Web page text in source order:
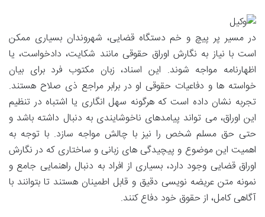
در مسیر پر پیچ و خم دستگاه قضایی، شهروندان بسیاری ممکن
است با نیاز به نگارش اوراق حقوقی مانند شکایت، دادخواست، یا
اظهارنامه مواجه شوند. این اسناد، زبان مکتوب فرد برای بیان
خواسته ها و دفاعیات حقوقی او در برابر مراجع ذی صلاح هستند.
تجربه نشان داده است که هرگونه سهل انگاری یا اشتباه در تنظیم
این اوراق، می تواند پیامدهای ناخوشایندی به دنبال داشته باشد و
حتی حق مسلم شخص را نیز با چالش مواجه سازد. با توجه به
اهمیت این موضوع و پیچیدگی های زبانی و ساختاری که در نگارش
اوراق قضایی وجود دارد، بسیاری از افراد به دنبال راهنمایی جامع و
نمونه متن عریضه نویسی دقیق و قابل اطمینان هستند تا بتوانند با
آگاهی کامل، از حقوق خود دفاع کنند.